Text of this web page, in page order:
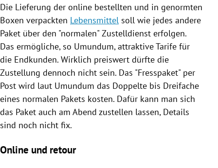
Die Lieferung der online bestellten und in genormten
Boxen verpackten Lebensmittel soll wie jedes andere
Paket über den "normalen" Zustelldienst erfolgen.
Das ermögliche, so Umundum, attraktive Tarife für
die Endkunden. Wirklich preiswert dürfte die
Zustellung dennoch nicht sein. Das "Fresspaket" per
Post wird laut Umundum das Doppelte bis Dreifache
eines normalen Pakets kosten. Dafür kann man sich
das Paket auch am Abend zustellen lassen, Details
sind noch nicht fix.
Online und retour